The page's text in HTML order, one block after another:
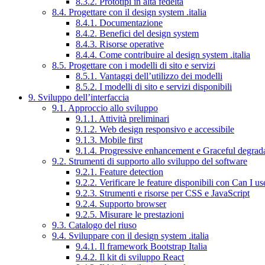
8.4. Progettare con il design system .italia
8.4.1. Documentazione
8.4.2. Benefici del design system
8.4.3. Risorse operative
8.4.4. Come contribuire al design system .italia
8.5. Progettare con i modelli di sito e servizi
8.5.1. Vantaggi dell’utilizzo dei modelli
8.5.2. I modelli di sito e servizi disponibili
9. Sviluppo dell’interfaccia
9.1. Approccio allo sviluppo
9.1.1. Attività preliminari
9.1.2. Web design responsivo e accessibile
9.1.3. Mobile first
9.1.4. Progressive enhancement e Graceful
9.2. Strumenti di supporto allo sviluppo del software
9.2.1. Feature detection
9.2.2. Verificare le feature disponibili con Can I
9.2.3. Strumenti e risorse per CSS e JavaScript
9.2.4. Supporto browser
9.2.5. Misurare le prestazioni
9.3. Catalogo del riuso
9.4. Sviluppare con il design system .italia
9.4.1. Il framework Bootstrap Italia
9.4.2. Il kit di sviluppo React